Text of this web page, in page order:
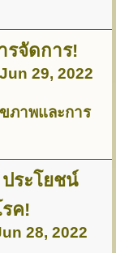
รจัดการ!
29, 2022
ภาพและการ
ระโยชน์
ค!
28, 2022